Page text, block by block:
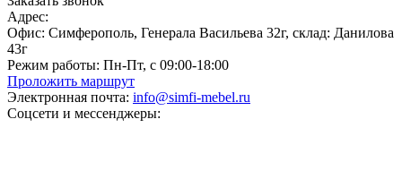
Адрес:
Офис: Симферополь, Генерала Васильева 32г, склад: Данилова
43г
Режим работы: Пн-Пт, с 09:00-18:00
Проложить маршрут
Электронная почта: info@simfi-mebel.ru
Соцсети и мессенджеры: